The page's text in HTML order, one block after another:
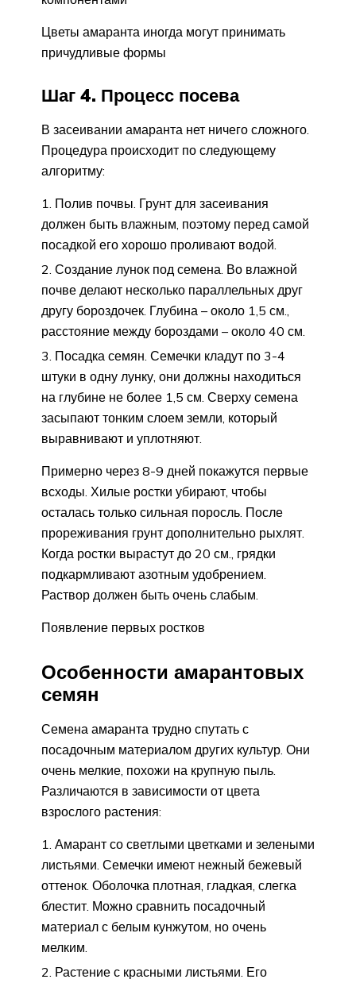
Цветы амаранта иногда могут принимать
причудливые формы
Шаг 4. Процесс посева
В засеивании амаранта нет ничего сложного.
Процедура происходит по следующему
алгоритму:
Полив почвы. Грунт для засеивания
должен быть влажным, поэтому перед самой
посадкой его хорошо проливают водой.
Создание лунок под семена. Во влажной
почве делают несколько параллельных друг
другу бороздочек. Глубина – около 1,5 см.,
расстояние между бороздами – около 40 см.
Посадка семян. Семечки кладут по 3-4
штуки в одну лунку, они должны находиться
на глубине не более 1,5 см. Сверху семена
засыпают тонким слоем земли, который
выравнивают и уплотняют.
Примерно через 8-9 дней покажутся первые
всходы. Хилые ростки убирают, чтобы
осталась только сильная поросль. После
прореживания грунт дополнительно рыхлят.
Когда ростки вырастут до 20 см., грядки
подкармливают азотным удобрением.
Раствор должен быть очень слабым.
Появление первых ростков
Особенности амарантовых
семян
Семена амаранта трудно спутать с
посадочным материалом других культур. Они
очень мелкие, похожи на крупную пыль.
Различаются в зависимости от цвета
взрослого растения:
Амарант со светлыми цветками и зелеными
листьями. Семечки имеют нежный бежевый
оттенок. Оболочка плотная, гладкая, слегка
блестит. Можно сравнить посадочный
материал с белым кунжутом, но очень
мелким.
Растение с красными листьями. Его